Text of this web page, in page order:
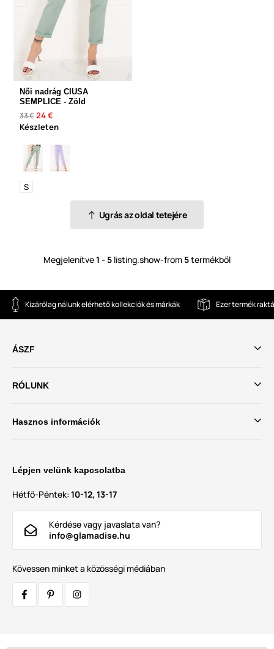
Női nadrág CIUSA
SEMPLICE - Zöld
33 €24 €
Készleten
S
Ugrás az oldal tetejére
Megjelenítve1 - 5 listing.show-from 5termékből
Kizárólag nálunk elérhető kollekciók és márkák Ezer termék
ÁSZF
RÓLUNK
Hasznos információk
Lépjen velünk kapcsolatba
Hétfő-Péntek: 10-12, 13-17
Kérdése vagy javaslata van?
info@glamadise.hu
Kövessen minket a közösségi médiában